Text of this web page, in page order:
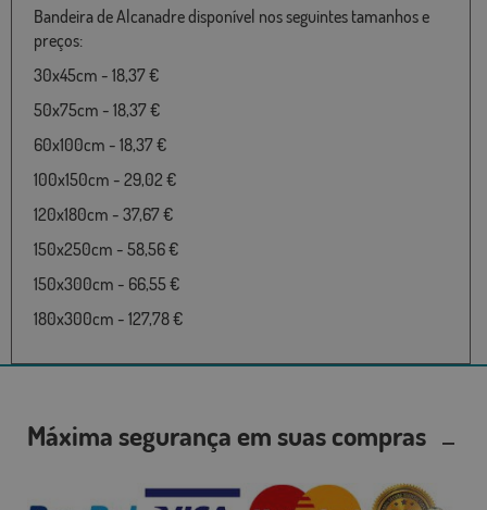
Bandeira de Alcanadre disponível nos seguintes tamanhos e
preços:
30x45cm - 18,37 €
50x75cm - 18,37 €
60x100cm - 18,37 €
100x150cm - 29,02 €
120x180cm - 37,67 €
150x250cm - 58,56 €
150x300cm - 66,55 €
180x300cm - 127,78 €
Máxima segurança em suas compras